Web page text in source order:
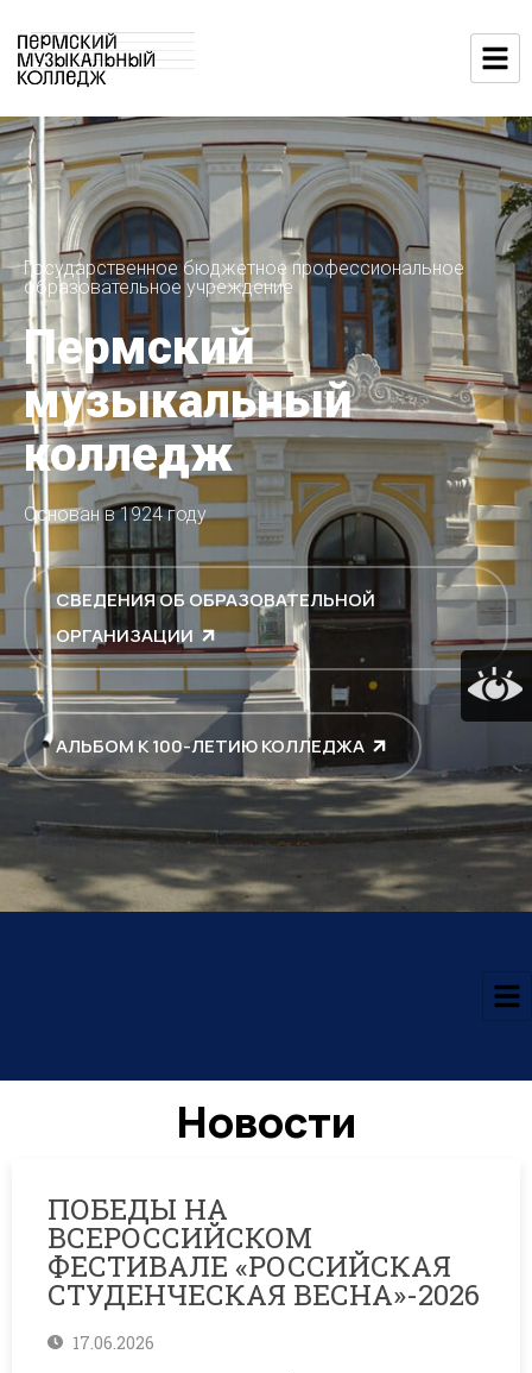
Государственное бюджетное профессиональное
образовательное учреждение
Пермский
музыкальный
колледж
Основан в 1924 году
СВЕДЕНИЯ ОБ ОБРАЗОВАТЕЛЬНОЙ
ОРГАНИЗАЦИИ
АЛЬБОМ К 100-ЛЕТИЮ КОЛЛЕДЖА
Новости
ПОБЕДЫ НА
ВСЕРОССИЙСКОМ
ФЕСТИВАЛЕ «РОССИЙСКАЯ
СТУДЕНЧЕСКАЯ ВЕСНА»-2026
17.06.2026